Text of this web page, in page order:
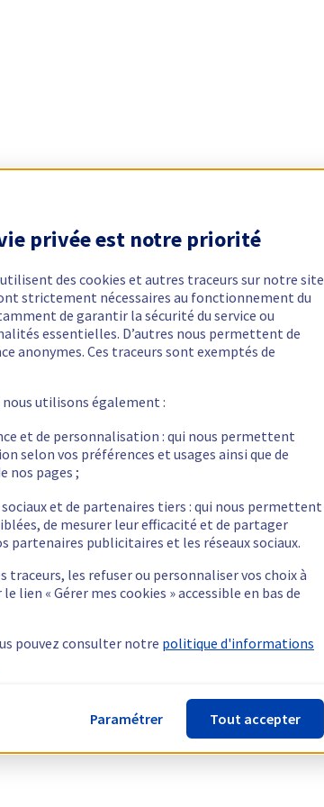
privée est notre priorité
utilisent des cookies et autres traceurs sur notre site
strictement nécessaires au fonctionnement du
de garantir la sécurité du service ou
essentielles. D’autres nous permettent de
anonymes. Ces traceurs sont exemptés de
nous utilisons également :
et de personnalisation : qui nous permettent
selon vos préférences et usages ainsi que de
nos pages ;
sociaux et de partenaires tiers : qui nous permettent
de mesurer leur efficacité et de partager
partenaires publicitaires et les réseaux sociaux.
traceurs, les refuser ou personnaliser vos choix à
lien « Gérer mes cookies » accessible en bas de
pouvez consulter notre politique d'informations
Paramétrer Tout accepter